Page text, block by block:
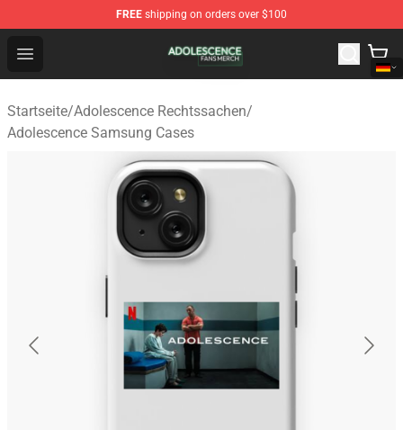
FREE shipping on orders over $100
Open menu
Adolescence Shop - Official Adolescence Merchandise
Startseite/Adolescence Rechtssachen/
Adolescence Samsung Cases